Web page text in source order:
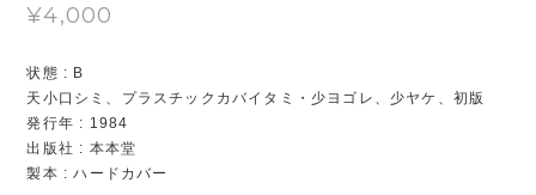
¥4,000
状態 : B
天小口シミ、プラスチックカバイタミ・少ヨゴレ、少ヤケ、初版
発行年 : 1984
出版社 : 本本堂
製本 : ハードカバー